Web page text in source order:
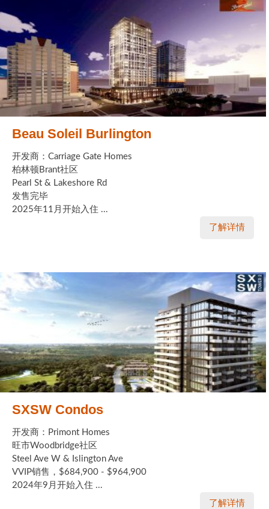
列治文山楼花项目
旺市楼花项目
万锦楼花项目
新居民
新移民指南
留学生指南
加拿大房地产网站
加拿大银行贷款机构
大多伦多交通网络
地产杂谈
走近加拿大
加拿大的历史文化
加拿大社会保险系统
Beau Soleil Burlington
开发商：Carriage Gate Homes
柏林顿Brant社区
Pearl St & Lakeshore Rd
发售完毕
2025年11月开始入住 ...
了解详情
SXSW Condos
开发商：Primont Homes
旺市Woodbridge社区
Steel Ave W & Islington Ave
VVIP销售，$684,900 - $964,900
2024年9月开始入住 ...
了解详情